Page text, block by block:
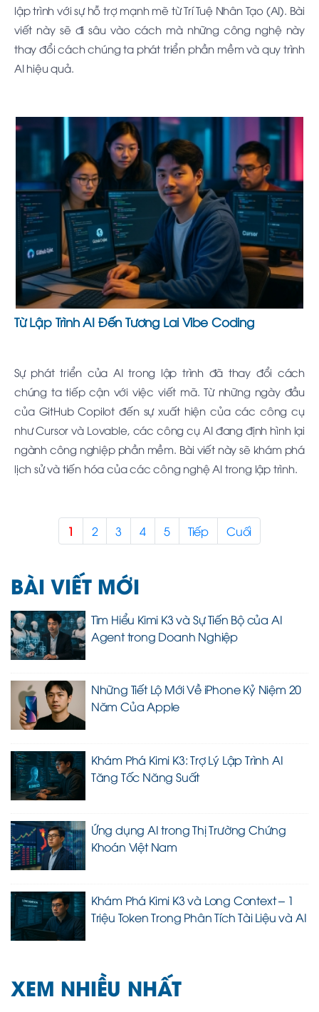
lập trình với sự hỗ trợ mạnh mẽ từ Trí Tuệ Nhân Tạo (AI). Bài
viết này sẽ đi sâu vào cách mà những công nghệ này
thay đổi cách chúng ta phát triển phần mềm và quy trình
AI hiệu quả.
Từ Lập Trình AI Đến Tương Lai Vibe Coding
Sự phát triển của AI trong lập trình đã thay đổi cách
chúng ta tiếp cận với việc viết mã. Từ những ngày đầu
của GitHub Copilot đến sự xuất hiện của các công cụ
như Cursor và Lovable, các công cụ AI đang định hình lại
ngành công nghiệp phần mềm. Bài viết này sẽ khám phá
lịch sử và tiến hóa của các công nghệ AI trong lập trình.
1 2 3 4 5 Tiếp Cuối
BÀI VIẾT MỚI
Tìm Hiểu Kimi K3 và Sự Tiến Bộ của AI
Agent trong Doanh Nghiệp
Những Tiết Lộ Mới Về iPhone Kỷ Niệm 20
Năm Của Apple
Khám Phá Kimi K3: Trợ Lý Lập Trình AI
Tăng Tốc Năng Suất
Ứng dụng AI trong Thị Trường Chứng
Khoán Việt Nam
Khám Phá Kimi K3 và Long Context – 1
Triệu Token Trong Phân Tích Tài Liệu và AI
XEM NHIỀU NHẤT